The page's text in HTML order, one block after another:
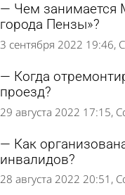
Чем занимается
города Пензы»?
3 сентября 2022 19:46
Когда
проезд?
29 августа 2022 17:15
Как
инвалидов?
28 августа 2022 20:51